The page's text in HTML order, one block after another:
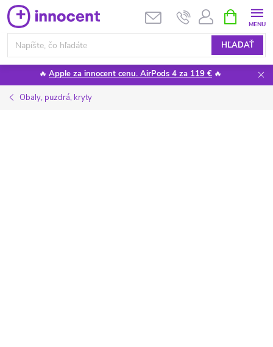
Prejsť
na
obsah
HĽADAŤ
KOŠÍK
🔥 Apple za innocent cenu. AirPods 4 za 119 € 🔥
Obaly, puzdrá, kryty